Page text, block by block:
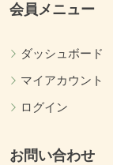
会員メニュー
ダッシュボード
マイアカウント
ログイン
お問い合わせ